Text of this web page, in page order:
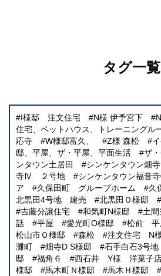
タグ一覧
I様邸 注文住宅 N様 伊予宮下
住宅、ペットハウス、トレーニングル
応寺
W様邸富久、 Z様 森松
邸、平屋、ザ・平屋、平面生活
ザ
ンタウン土居田
シンケンタウン畑寺
寺Ⅳ ２号地
シンケンタウン福音
ア
久保田町 グループホーム 久
北黒田4号地 建売
北黒田Ｏ様邸
吉藤分譲住宅
和気町N様邸 土間
話
平屋 愛光町O様邸 松前 平
松山市Ｏ様邸
森松 注文住宅 N
灘町
畑寺D S様邸 石手白石3号
邸
福角６ 西石井 Y様 洋菓子
様邸
馬木町Ｎ様邸 馬木Ｈ様邸